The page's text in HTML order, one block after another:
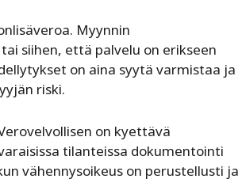
Myynnin
siihen, että palvelu on erikseen
on aina syytä varmistaa ja
riski.
on kyettävä
tilanteissa dokumentointi
vähennysoikeus on perustellusti ja